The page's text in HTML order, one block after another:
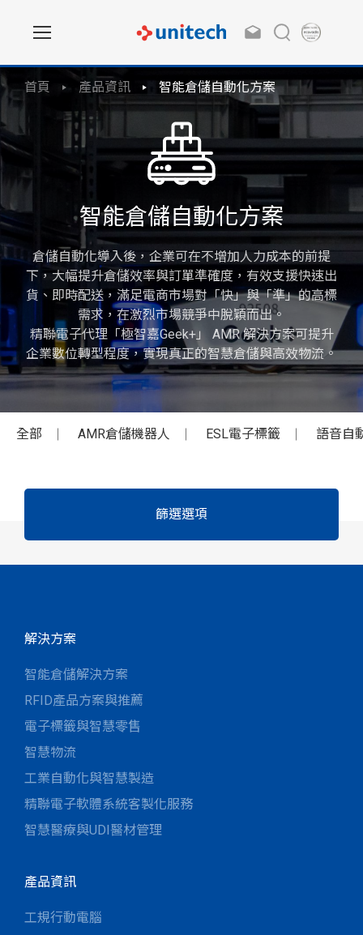
首頁 產品資訊 智能倉儲自動化方案
智能倉儲自動化方案
倉儲自動化導入後，企業可在不增加人力成本的前提
下，大幅提升倉儲效率與訂單準確度，有效支援快速出
貨、即時配送，滿足電商市場對「快」與「準」的高標
需求，在激烈市場競爭中脫穎而出。
精聯電子代理「極智嘉Geek+」 AMR 解決方案可提升
企業數位轉型程度，實現真正的智慧倉儲與高效物流。
全部 AMR倉儲機器人 ESL電子標籤 語音自
篩選選項
解決方案
智能倉儲解決方案
RFID產品方案與推薦
電子標籤與智慧零售
智慧物流
工業自動化與智慧製造
精聯電子軟體系統客製化服務
智慧醫療與UDI醫材管理
產品資訊
工規行動電腦